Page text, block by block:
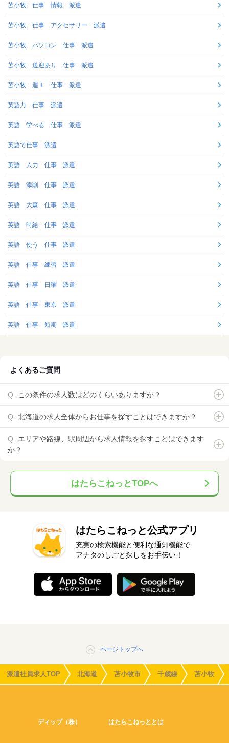
苫小牧 仕事 情報 派遣
苫小牧 仕事 アクセサリー 派遣
苫小牧 パソコン 仕事 派遣
苫小牧 送迎あり 仕事 派遣
苫小牧 週１ 仕事 派遣
英語力 仕事 派遣
英語 学べる 仕事 派遣
英語で仕事 派遣
英語 入力 仕事 派遣
英語 添削 仕事 派遣
英語 大森 仕事 派遣
英語 時給 仕事 派遣
英語 使う 仕事 派遣
英語 仕事 練習 派遣
英語 仕事 日曜 派遣
英語 仕事 東京 派遣
英語 仕事 短期 派遣
よくあるご質問
この条件の求人数はどのくらいありますか？
北海道の求人全体からお仕事を探すことはできますか？
エリアや路線、駅周辺から求人情報を探すことはできます
か？
はたらこねっとTOPへ
はたらこねっと公式アプリ
充実の検索機能と便利な通知機能で
アナタのしごと探しをお手伝い！
ページトップへ
派遣社員求人TOP 北海道 苫小牧市 千歳線 苫小牧
ディップ（株） はたらこねっととは